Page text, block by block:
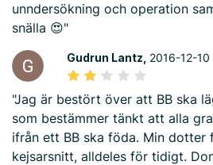
unndersökning och operation
snälla 😍"
Gudrun Lantz, 2016-12-10
"Jag är bestört över att BB ska
som bestämmer tänkt att alla
ifrån ett BB ska föda. Min dotter
kejsarsnitt, alldeles för tidigt.